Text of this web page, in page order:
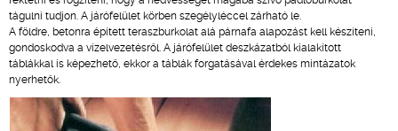
tágulni tudjon. A járófelület körben szegélyléccel zárható le.
A földre, betonra épített teraszburkolat alá párnafa alapozást kell készíteni,
gondoskodva a vízelvezetésről. A járófelület deszkázatból kialakított
táblákkal is képezhető, ekkor a táblák forgatásával érdekes mintázatok
nyerhetők.